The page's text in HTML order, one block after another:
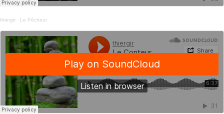
thiergir · Le Pêcheur